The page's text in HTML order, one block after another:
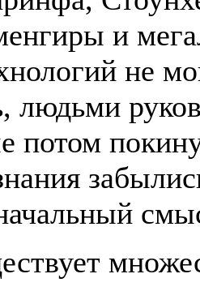
и
не
людьми
потом